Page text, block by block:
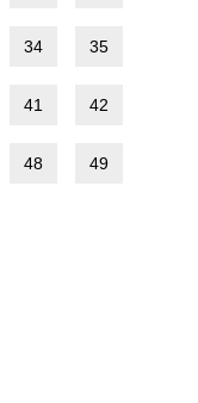
34 35
41 42
48 49